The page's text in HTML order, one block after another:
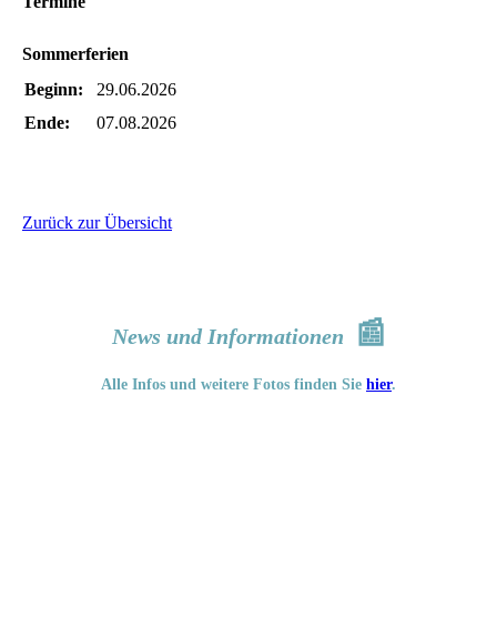
Sommerferien
Beginn:
29.06.2026
Ende:
07.08.2026
Zurück zur Übersicht
News und Informationen 📰
Alle Infos und weitere Fotos finden Sie hier.